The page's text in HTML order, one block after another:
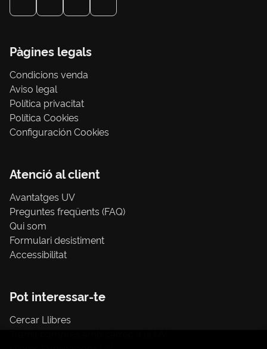
Pàgines legals
Condicions venda
Aviso legal
Política privacitat
Política Cookies
Configuración Cookies
Atenció al client
Avantatges UV
Preguntes freqüents (FAQ)
Qui som
Formulari desistiment
Accessibilitat
Pot interessar-te
Cercar Llibres